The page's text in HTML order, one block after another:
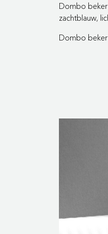
Dombo beker
zachtblauw,
Dombo